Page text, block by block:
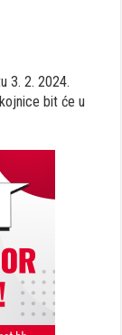
3. 2. 2024.
bit će u